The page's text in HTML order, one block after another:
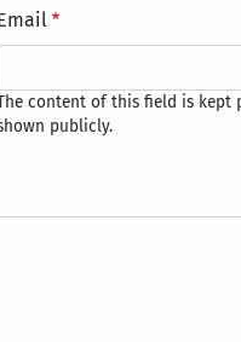
content of this field is kept
publicly.